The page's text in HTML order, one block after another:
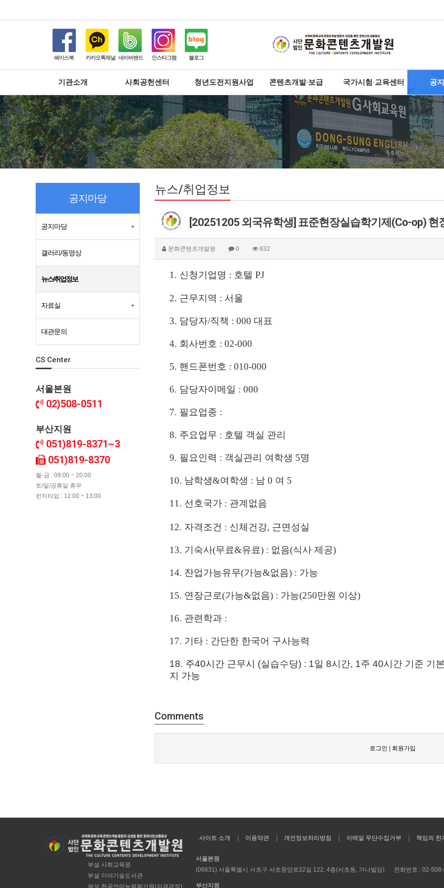
페이스북 카카오톡채널 네이버밴드 인스타그램 블로그
기관소개 사회공헌센터 청년도전지원사업 콘텐츠개발·보급 국가시험·교육센터 공
뉴스/취업정보
[20251205 외국유학생] 표준현장실습학기제(Co-op)
문화콘텐츠개발원 0 632
1. 신청기업명 : 호텔 PJ
2. 근무지역 : 서울
3. 담당자/직책 : 000 대표
4. 회사번호 : 02-000
5. 핸드폰번호 : 010-000
6. 담당자이메일 : 000
7. 필요업종 :
8. 주요업무 : 호텔 객실 관리
9. 필요인력 : 객실관리 여학생 5명
10. 남학생&여학생 : 남 0 여 5
11. 선호국가 : 관계없음
12. 자격조건 : 신체건강, 근면성실
13. 기숙사(무료&유료) : 없음(식사 제공)
14. 잔업가능유무(가능&없음) : 가능
15. 연장근로(가능&없음) : 가능(250만원 이상)
16. 관련학과 :
17. 기타 : 간단한 한국어 구사능력
18. 주40시간 근무시 (실습수당) : 1일 8시간, 1주 40시간 기준 기
지 가능
Comments
로그인 회원가입
공지마당
공지마당
갤러리/동영상
뉴스/취업정보
자료실
대관문의
CS Center
서울본원
02)508-0511
부산지원
051)819-8371~3
051)819-8370
월-금 : 09:00 ~ 20:00
토/일/공휴일 휴무
런치타임 : 12:00 ~ 13:00
부설 사회교육원
부설 이야기숲도서관
부설 한국언어능력평가원(자격검정)
사이트 소개 이용약관 개인정보처리방침 이메일 무단수집거부 책임의 한
서울본원
(06631) 서울특별시 서초구 서초중앙로22길 122, 4층(서초동, 가나빌딩)
전화번호 : 02-
부산지원